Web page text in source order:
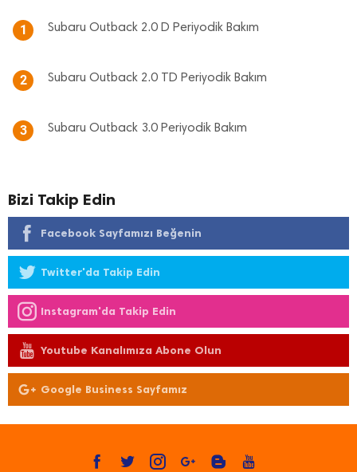
1 Subaru Outback 2.0 D Periyodik Bakım
2 Subaru Outback 2.0 TD Periyodik Bakım
3 Subaru Outback 3.0 Periyodik Bakım
Bizi Takip Edin
Facebook Sayfamızı Beğenin
Twitter'da Takip Edin
Instagram'da Takip Edin
Youtube Kanalımıza Abone Olun
Google Business Sayfamız